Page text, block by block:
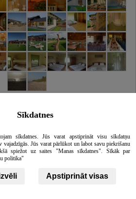
Sīkdatnes
sīkdatnes. Jūs varat apstiprināt visu sīkdatņu
vajadzīgās. Jūs varat pārlūkot un labot savu piekrišanu
spiežot uz saites "Manas sīkdatnes". Sīkāk par
politika"
Apstiprināt visas